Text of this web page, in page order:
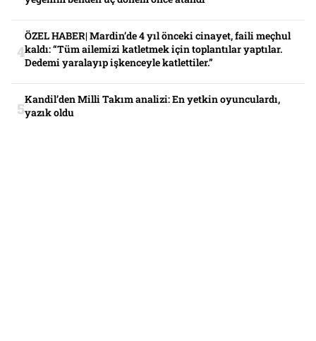
ÖZEL HABER| Mardin’de 4 yıl önceki cinayet, faili meçhul
kaldı: “Tüm ailemizi katletmek için toplantılar yaptılar.
Dedemi yaralayıp işkenceyle katlettiler.”
Kandil’den Milli Takım analizi: En yetkin oyunculardı,
yazık oldu